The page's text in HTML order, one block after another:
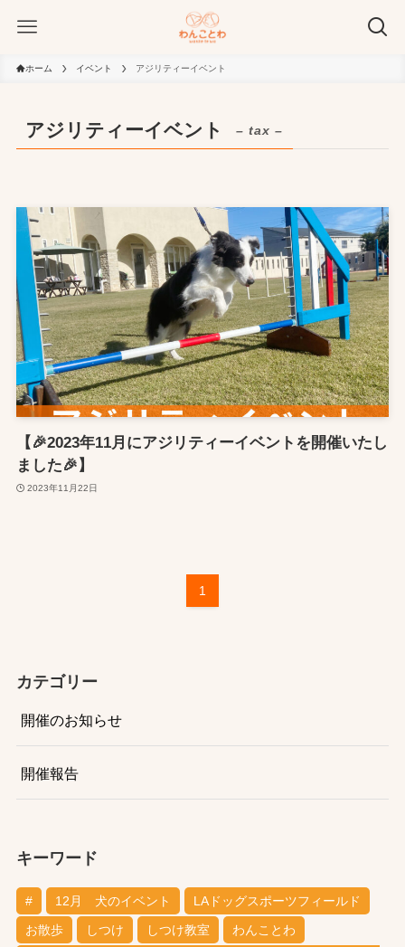
ホーム イベント アジリティーイベント
アジリティーイベント – tax –
【🎉2023年11月にアジリティーイベントを開催いたし
ました🎉】
2023年11月22日
1
カテゴリー
開催のお知らせ
開催報告
キーワード
# 12月 犬のイベント LAドッグスポーツフィールド
お散歩 しつけ しつけ教室 わんことわ